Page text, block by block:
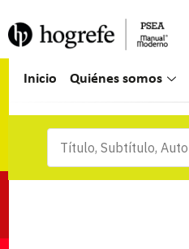
Inicio Quiénes somos